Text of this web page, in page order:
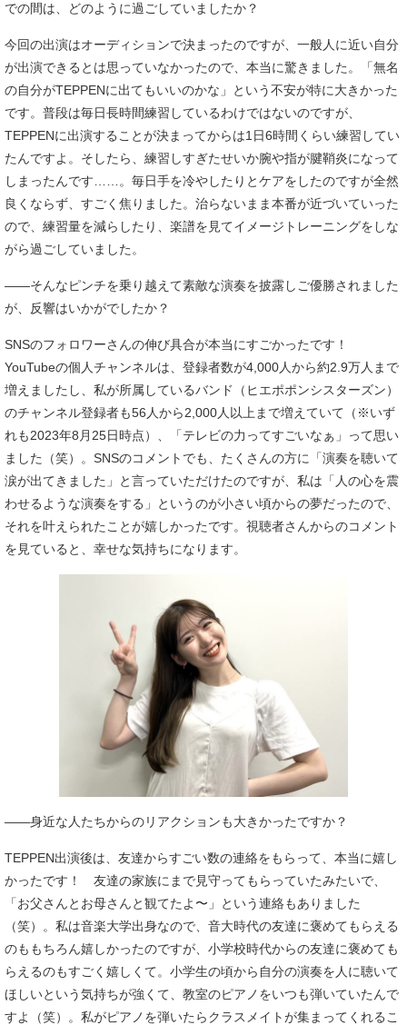
での間は、どのように過ごしていましたか？
今回の出演はオーディションで決まったのですが、一般人に近い自分
が出演できるとは思っていなかったので、本当に驚きました。「無名
の自分がTEPPENに出てもいいのかな」という不安が特に大きかった
です。普段は毎日長時間練習しているわけではないのですが、
TEPPENに出演することが決まってからは1日6時間くらい練習してい
たんですよ。そしたら、練習しすぎたせいか腕や指が腱鞘炎になって
しまったんです……。毎日手を冷やしたりとケアをしたのですが全然
良くならず、すごく焦りました。治らないまま本番が近づいていった
ので、練習量を減らしたり、楽譜を見てイメージトレーニングをしな
がら過ごしていました。
――そんなピンチを乗り越えて素敵な演奏を披露しご優勝されました
が、反響はいかがでしたか？
SNSのフォロワーさんの伸び具合が本当にすごかったです！
YouTubeの個人チャンネルは、登録者数が4,000人から約2.9万人まで
増えましたし、私が所属しているバンド（ヒエポポンシスターズン）
のチャンネル登録者も56人から2,000人以上まで増えていて（※いず
れも2023年8月25日時点）、「テレビの力ってすごいなぁ」って思い
ました（笑）。SNSのコメントでも、たくさんの方に「演奏を聴いて
涙が出てきました」と言っていただけたのですが、私は「人の心を震
わせるような演奏をする」というのが小さい頃からの夢だったので、
それを叶えられたことが嬉しかったです。視聴者さんからのコメント
を見ていると、幸せな気持ちになります。
――身近な人たちからのリアクションも大きかったですか？
TEPPEN出演後は、友達からすごい数の連絡をもらって、本当に嬉し
かったです！ 友達の家族にまで見守ってもらっていたみたいで、
「お父さんとお母さんと観てたよ〜」という連絡もありました
（笑）。私は音楽大学出身なので、音大時代の友達に褒めてもらえる
のももちろん嬉しかったのですが、小学校時代からの友達に褒めても
らえるのもすごく嬉しくて。小学生の頃から自分の演奏を人に聴いて
ほしいという気持ちが強くて、教室のピアノをいつも弾いていたんで
すよ（笑）。私がピアノを弾いたらクラスメイトが集まってくれるこ